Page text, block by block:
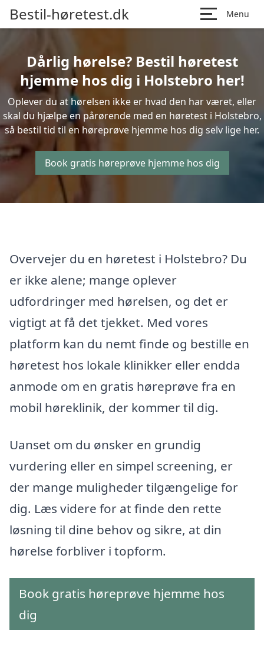
Bestil-høretest.dk Menu
Dårlig hørelse? Bestil høretest
hjemme hos dig i Holstebro her!
Oplever du at hørelsen ikke er hvad den har været, eller
skal du hjælpe en pårørende med en høretest i Holstebro,
så bestil tid til en høreprøve hjemme hos dig selv lige her.
Book gratis høreprøve hjemme hos dig
Overvejer du en høretest i Holstebro? Du
er ikke alene; mange oplever
udfordringer med hørelsen, og det er
vigtigt at få det tjekket. Med vores
platform kan du nemt finde og bestille en
høretest hos lokale klinikker eller endda
anmode om en gratis høreprøve fra en
mobil høreklinik, der kommer til dig.
Uanset om du ønsker en grundig
vurdering eller en simpel screening, er
der mange muligheder tilgængelige for
dig. Læs videre for at finde den rette
løsning til dine behov og sikre, at din
hørelse forbliver i topform.
Book gratis høreprøve hjemme hos
dig